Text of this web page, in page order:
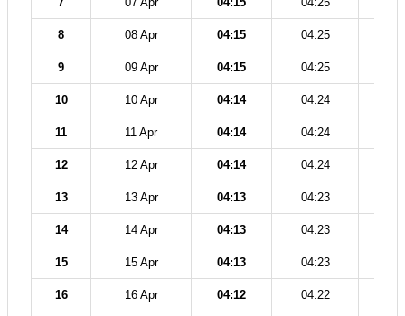
8 08 Apr 04:15 04:25
9 09 Apr 04:15 04:25
10 10 Apr 04:14 04:24
11 11 Apr 04:14 04:24
12 12 Apr 04:14 04:24
13 13 Apr 04:13 04:23
14 14 Apr 04:13 04:23
15 15 Apr 04:13 04:23
16 16 Apr 04:12 04:22